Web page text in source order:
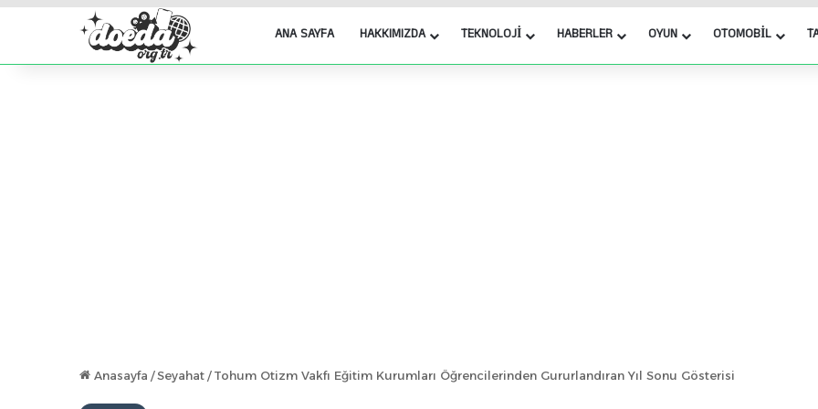
ANA SAYFA HAKKIMIZDA TEKNOLOJI HABERLER OYUN OTOMOBIL
Anasayfa /Seyahat / Tohum Otizm Vakfı Eğitim Kurumları Öğrencilerinden Gururlandıran Yıl Sonu Gösterisi